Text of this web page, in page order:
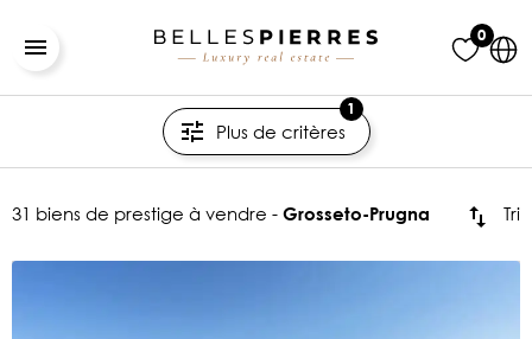
0
Plus de critères
1
31 biens de prestige à vendre - Grosseto-Prugna Tri